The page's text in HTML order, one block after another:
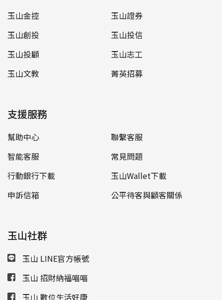
玉山金控
玉山證券
玉山創投
玉山投信
玉山投顧
玉山志工
玉山文教
菁英招募
支援服務
幫助中心
聯繫客服
智能客服
常見問題
行動銀行下載
玉山Wallet下載
申訴信箱
公平待客與顧客關係
玉山社群
玉山 LINE官方帳號
玉山 招財納福喵喵
玉山 數位生活好康